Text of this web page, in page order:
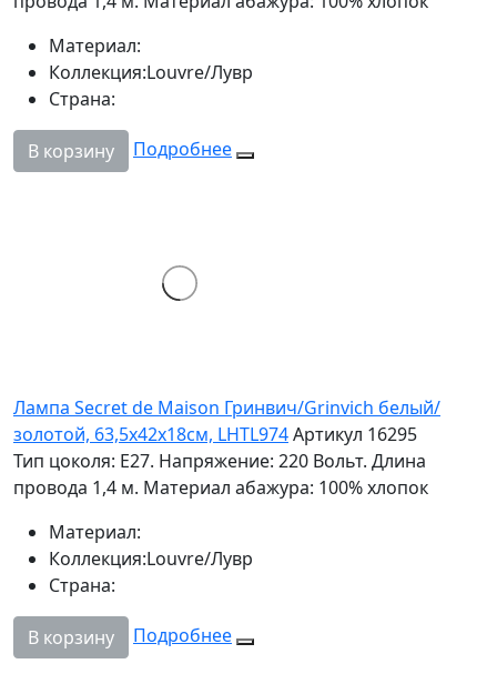
Материал:
Коллекция:Louvre/Лувр
Страна:
В корзину Подробнее
Лампа Secret de Maison Гринвич/Grinvich белый/
золотой, 63,5х42х18см, LHTL974Артикул 16295
Тип цоколя: Е27. Напряжение: 220 Вольт. Длина
провода 1,4 м. Материал абажура: 100% хлопок
Материал:
Коллекция:Louvre/Лувр
Страна:
В корзину Подробнее